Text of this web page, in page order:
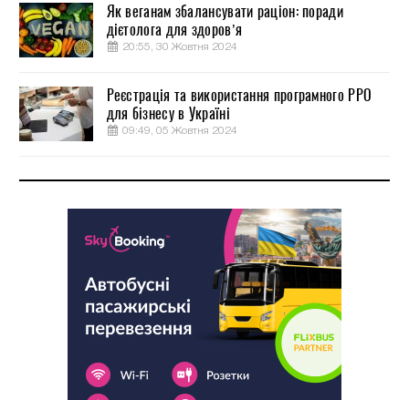
Як веганам збалансувати раціон: поради
дієтолога для здоров’я
20:55, 30 Жовтня 2024
Реєстрація та використання програмного РРО
для бізнесу в Україні
09:49, 05 Жовтня 2024